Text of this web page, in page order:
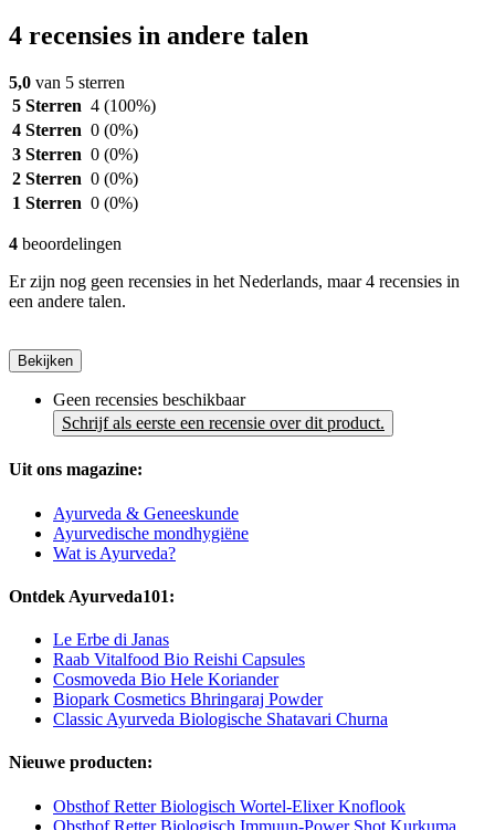
4 recensies in andere talen
5,0 van 5 sterren
5 Sterren 4 (100%)
4 Sterren 0 (0%)
3 Sterren 0 (0%)
2 Sterren 0 (0%)
1 Sterren 0 (0%)
4 beoordelingen
Er zijn nog geen recensies in het Nederlands, maar 4 recensies in
een andere talen.
Bekijken
Geen recensies beschikbaar
Schrijf als eerste een recensie over dit product.
Uit ons magazine:
Ayurveda & Geneeskunde
Ayurvedische mondhygiëne
Wat is Ayurveda?
Ontdek Ayurveda101:
Le Erbe di Janas
Raab Vitalfood Bio Reishi Capsules
Cosmoveda Bio Hele Koriander
Biopark Cosmetics Bhringaraj Powder
Classic Ayurveda Biologische Shatavari Churna
Nieuwe producten:
Obsthof Retter Biologisch Wortel-Elixer Knoflook
Obsthof Retter Biologisch Immuun-Power Shot Kurkuma